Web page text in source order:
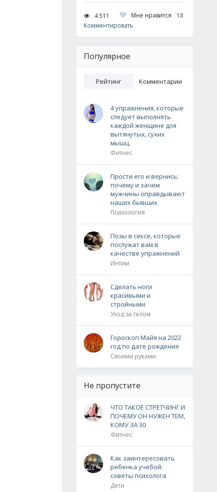
4 511 Мне нравится
18
Комментировать
Популярное
Рейтинг Комментарии
4 упражнения, которые
следует выполнять
каждой женщине для
вытянутых, сухих
мышц.
Фитнес
Прости его и вернись:
почему и зачем
мужчины оправдывают
наших бывших
Психология
Позы в сексе, которые
послужат вам в
качестве упражнений
Интим
Сделать ноги
красивыми и
стройными
Уход за телом
Гороскоп Майя на 2022
год по дате рождения
Своими руками
Не пропустите
ЧТО ТАКОЕ СТРЕТЧИНГ И
ПОЧЕМУ ОН НУЖЕН ТЕМ,
КОМУ ЗА 30
Фитнес
Как заинтересовать
ребенка учебой:
советы психолога
Дети